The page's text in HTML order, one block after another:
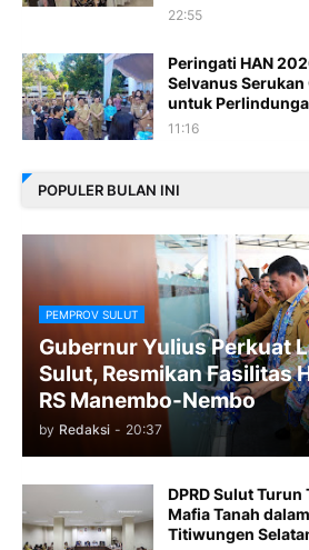
22:55
Peringati HAN
Selvanus Serukan
untuk
11:16
POPULER BULAN INI
PEMPROV SULUT
Gubernur Yulius Perkuat
Sulut, Resmikan Fasilitas
RS Manembo-Nembo
by Redaksi - 20:37
DPRD Sulut
Mafia Tanah
Titiwungen